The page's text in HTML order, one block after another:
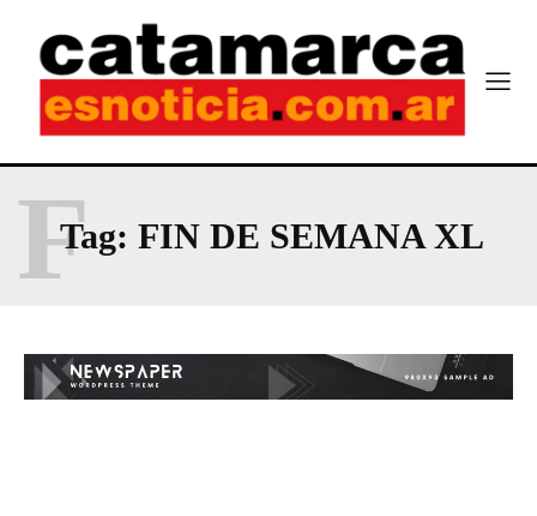
Tag: FIN DE SEMANA XL
F